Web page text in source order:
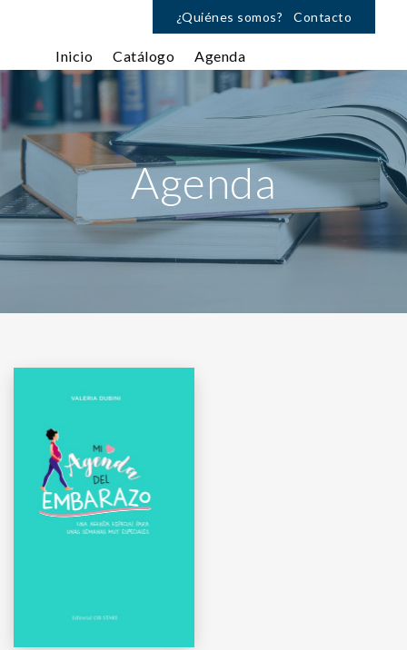
¿Quiénes somos? Contacto
Inicio Catálogo Agenda
Agenda